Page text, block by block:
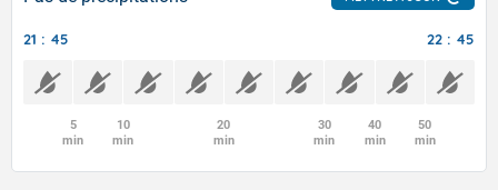
21 : 45 22 : 45
5
min
10
min
20
min
30
min
40
min
50
min